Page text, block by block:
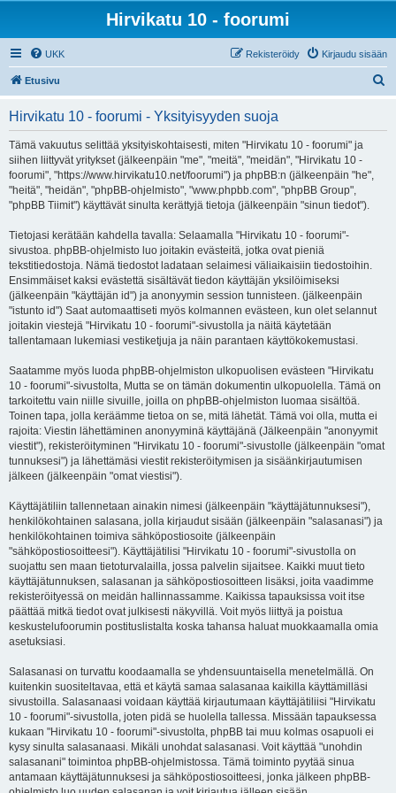
Hirvikatu 10 - foorumi
UKK Kirjaudu sisään
Rekisteröidy
Etusivu
Hirvikatu 10 - foorumi - Yksityisyyden suoja
Tämä vakuutus selittää yksityiskohtaisesti, miten "Hirvikatu 10 - foorumi" ja
siihen liittyvät yritykset (jälkeenpäin "me", "meitä", "meidän", "Hirvikatu 10 -
foorumi", "https://www.hirvikatu10.net/foorumi") ja phpBB:n (jälkeenpäin "he",
"heitä", "heidän", "phpBB-ohjelmisto", "www.phpbb.com", "phpBB Group",
"phpBB Tiimit") käyttävät sinulta kerättyjä tietoja (jälkeenpäin "sinun tiedot").
Tietojasi kerätään kahdella tavalla: Selaamalla "Hirvikatu 10 - foorumi"-
sivustoa. phpBB-ohjelmisto luo joitakin evästeitä, jotka ovat pieniä
tekstitiedostoja. Nämä tiedostot ladataan selaimesi väliaikaisiin tiedostoihin.
Ensimmäiset kaksi evästettä sisältävät tiedon käyttäjän yksilöimiseksi
(jälkeenpäin "käyttäjän id") ja anonyymin session tunnisteen. (jälkeenpäin
"istunto id") Saat automaattiseti myös kolmannen evästeen, kun olet selannut
joitakin viestejä "Hirvikatu 10 - foorumi"-sivustolla ja näitä käytetään
tallentamaan lukemiasi vestiketjuja ja näin parantaen käyttökokemustasi.
Saatamme myös luoda phpBB-ohjelmiston ulkopuolisen evästeen "Hirvikatu
10 - foorumi"-sivustolta, Mutta se on tämän dokumentin ulkopuolella. Tämä on
tarkoitettu vain niille sivuille, joilla on phpBB-ohjelmiston luomaa sisältöä.
Toinen tapa, jolla keräämme tietoa on se, mitä lähetät. Tämä voi olla, mutta ei
rajoita: Viestin lähettäminen anonyyminä käyttäjänä (Jälkeenpäin "anonyymit
viestit"), rekisteröityminen "Hirvikatu 10 - foorumi"-sivustolle (jälkeenpäin "omat
tunnuksesi") ja lähettämäsi viestit rekisteröitymisen ja sisäänkirjautumisen
jälkeen (jälkeenpäin "omat viestisi").
Käyttäjätiliin tallennetaan ainakin nimesi (jälkeenpäin "käyttäjätunnuksesi"),
henkilökohtainen salasana, jolla kirjaudut sisään (jälkeenpäin "salasanasi") ja
henkilökohtainen toimiva sähköpostiosoite (jälkeenpäin
"sähköpostiosoitteesi"). Käyttäjätilisi "Hirvikatu 10 - foorumi"-sivustolla on
suojattu sen maan tietoturvalailla, jossa palvelin sijaitsee. Kaikki muut tieto
käyttäjätunnuksen, salasanan ja sähköpostiosoitteen lisäksi, joita vaadimme
rekisteröityessä on meidän hallinnassamme. Kaikissa tapauksissa voit itse
päättää mitkä tiedot ovat julkisesti näkyvillä. Voit myös liittyä ja poistua
keskustelufoorumin postituslistalta koska tahansa haluat muokkaamalla omia
asetuksiasi.
Salasanasi on turvattu koodaamalla se yhdensuuntaisella menetelmällä. On
kuitenkin suositeltavaa, että et käytä samaa salasanaa kaikilla käyttämilläsi
sivustoilla. Salasanaasi voidaan käyttää kirjautumaan käyttäjätiliisi "Hirvikatu
10 - foorumi"-sivustolla, joten pidä se huolella tallessa. Missään tapauksessa
kukaan "Hirvikatu 10 - foorumi"-sivustolta, phpBB tai muu kolmas osapuoli ei
kysy sinulta salasanaasi. Mikäli unohdat salasanasi. Voit käyttää "unohdin
salasanani" toimintoa phpBB-ohjelmistossa. Tämä toiminto pyytää sinua
antamaan käyttäjätunnuksesi ja sähköpostiosoitteesi, jonka jälkeen phpBB-